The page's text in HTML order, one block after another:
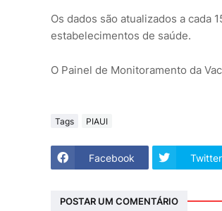
Os dados são atualizados a cada
estabelecimentos de saúde.
O Painel de Monitoramento da
Tags PIAUI
Facebook Twitter
POSTAR UM COMENTÁRIO